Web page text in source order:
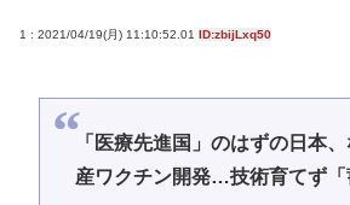
1 : 2021/04/19(月) 11:10:52.01 ID:zbijLxq50
「医療先進国」のはずの日本
産ワクチン開発…技術育てず「